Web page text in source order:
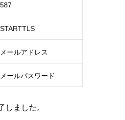
587
STARTTLS
メールアドレス
メールパスワード
しました。